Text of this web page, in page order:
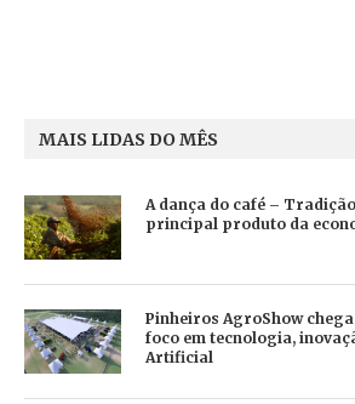
MAIS LIDAS DO MÊS
A dança do café –
principal produto da
Pinheiros AgroShow
foco em tecnologia,
Artificial